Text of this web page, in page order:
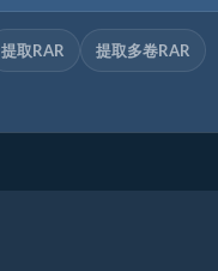
提取RAR 提取多卷RAR